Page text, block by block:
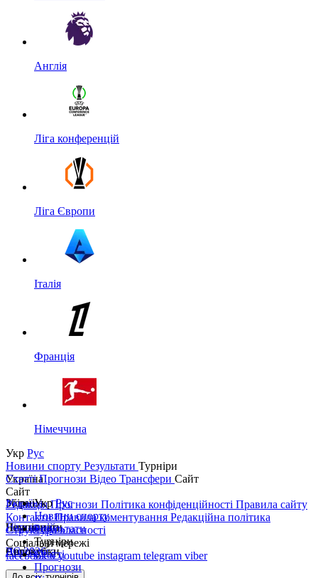
Англія
Ліга конференцій
Ліга Європи
Італія
Франція
Німеччина
Укр Рус
Новини спорту Результати Турніри
Україна
Україна
Перша ліга
Друга ліга
Кубок України
Збірні
Ліга націй
ЧС 2026
Чемпіонати
Англія
Іспанія
Єврокубки
Ліга чемпіонів
СтаттіПрогнози Відео Трансфери Сайт
Сайт
РедакціяПрогнози Політика конфіденційності Правила сайту
КонтактиПравила коментування Редакційна політика
Структура власності
Соціальні мережі
facebookxyoutube instagram telegram viber
УкрРус
Новини спорту
Результати
Турніри
Статті
Прогнози